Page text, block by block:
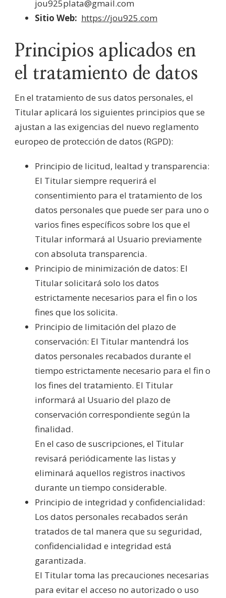
jou925plata@gmail.com
Sitio Web: https://jou925.com
Principios aplicados en
el tratamiento de datos
En el tratamiento de sus datos personales, el
Titular aplicará los siguientes principios que se
ajustan a las exigencias del nuevo reglamento
europeo de protección de datos (RGPD):
Principio de licitud, lealtad y transparencia:
El Titular siempre requerirá el
consentimiento para el tratamiento de los
datos personales que puede ser para uno o
varios fines específicos sobre los que el
Titular informará al Usuario previamente
con absoluta transparencia.
Principio de minimización de datos: El
Titular solicitará solo los datos
estrictamente necesarios para el fin o los
fines que los solicita.
Principio de limitación del plazo de
conservación: El Titular mantendrá los
datos personales recabados durante el
tiempo estrictamente necesario para el fin o
los fines del tratamiento. El Titular
informará al Usuario del plazo de
conservación correspondiente según la
finalidad.
En el caso de suscripciones, el Titular
revisará periódicamente las listas y
eliminará aquellos registros inactivos
durante un tiempo considerable.
Principio de integridad y confidencialidad:
Los datos personales recabados serán
tratados de tal manera que su seguridad,
confidencialidad e integridad está
garantizada.
El Titular toma las precauciones necesarias
para evitar el acceso no autorizado o uso